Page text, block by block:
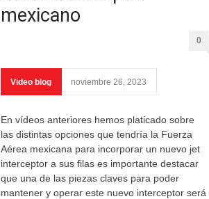
mexicano
0
Video blog noviembre 26, 2023
En vídeos anteriores hemos platicado sobre
las distintas opciones que tendría la Fuerza
Aérea mexicana para incorporar un nuevo jet
interceptor a sus filas es importante destacar
que una de las piezas claves para poder
mantener y operar este nuevo interceptor será